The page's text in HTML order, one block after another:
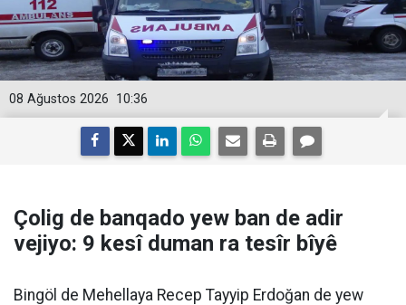
10:36
08 Ağustos 2026
Çolig de banqado yew ban de adir
vejiyo: 9 kesî duman ra tesîr bîyê
Bingöl de Mehellaya Recep Tayyip Erdoğan de yew